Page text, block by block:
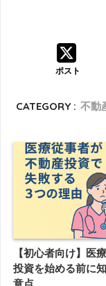
ポスト
CATEGORY : 不動
【初心者向け】医
投資を始める前に
意点